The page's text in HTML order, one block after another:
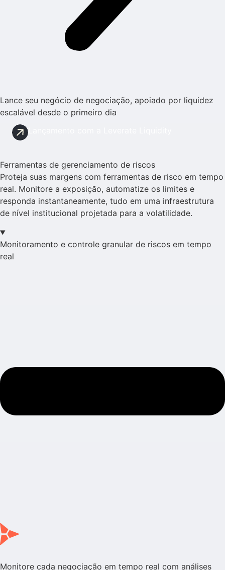
Lance seu negócio de negociação, apoiado por liquidez
escalável desde o primeiro dia
Ferramentas de gerenciamento de riscos
Proteja suas margens com ferramentas de risco em tempo
real. Monitore a exposição, automatize os limites e
responda instantaneamente, tudo em uma infraestrutura
de nível institucional projetada para a volatilidade.
Monitoramento e controle granular de riscos em tempo
real
Monitore cada negociação em tempo real com análises